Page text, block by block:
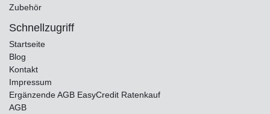
Zubehör
Schnellzugriff
Startseite
Blog
Kontakt
Impressum
Ergänzende AGB EasyCredit Ratenkauf
AGB